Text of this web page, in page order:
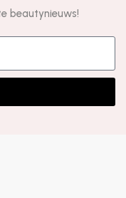
beautynieuws!